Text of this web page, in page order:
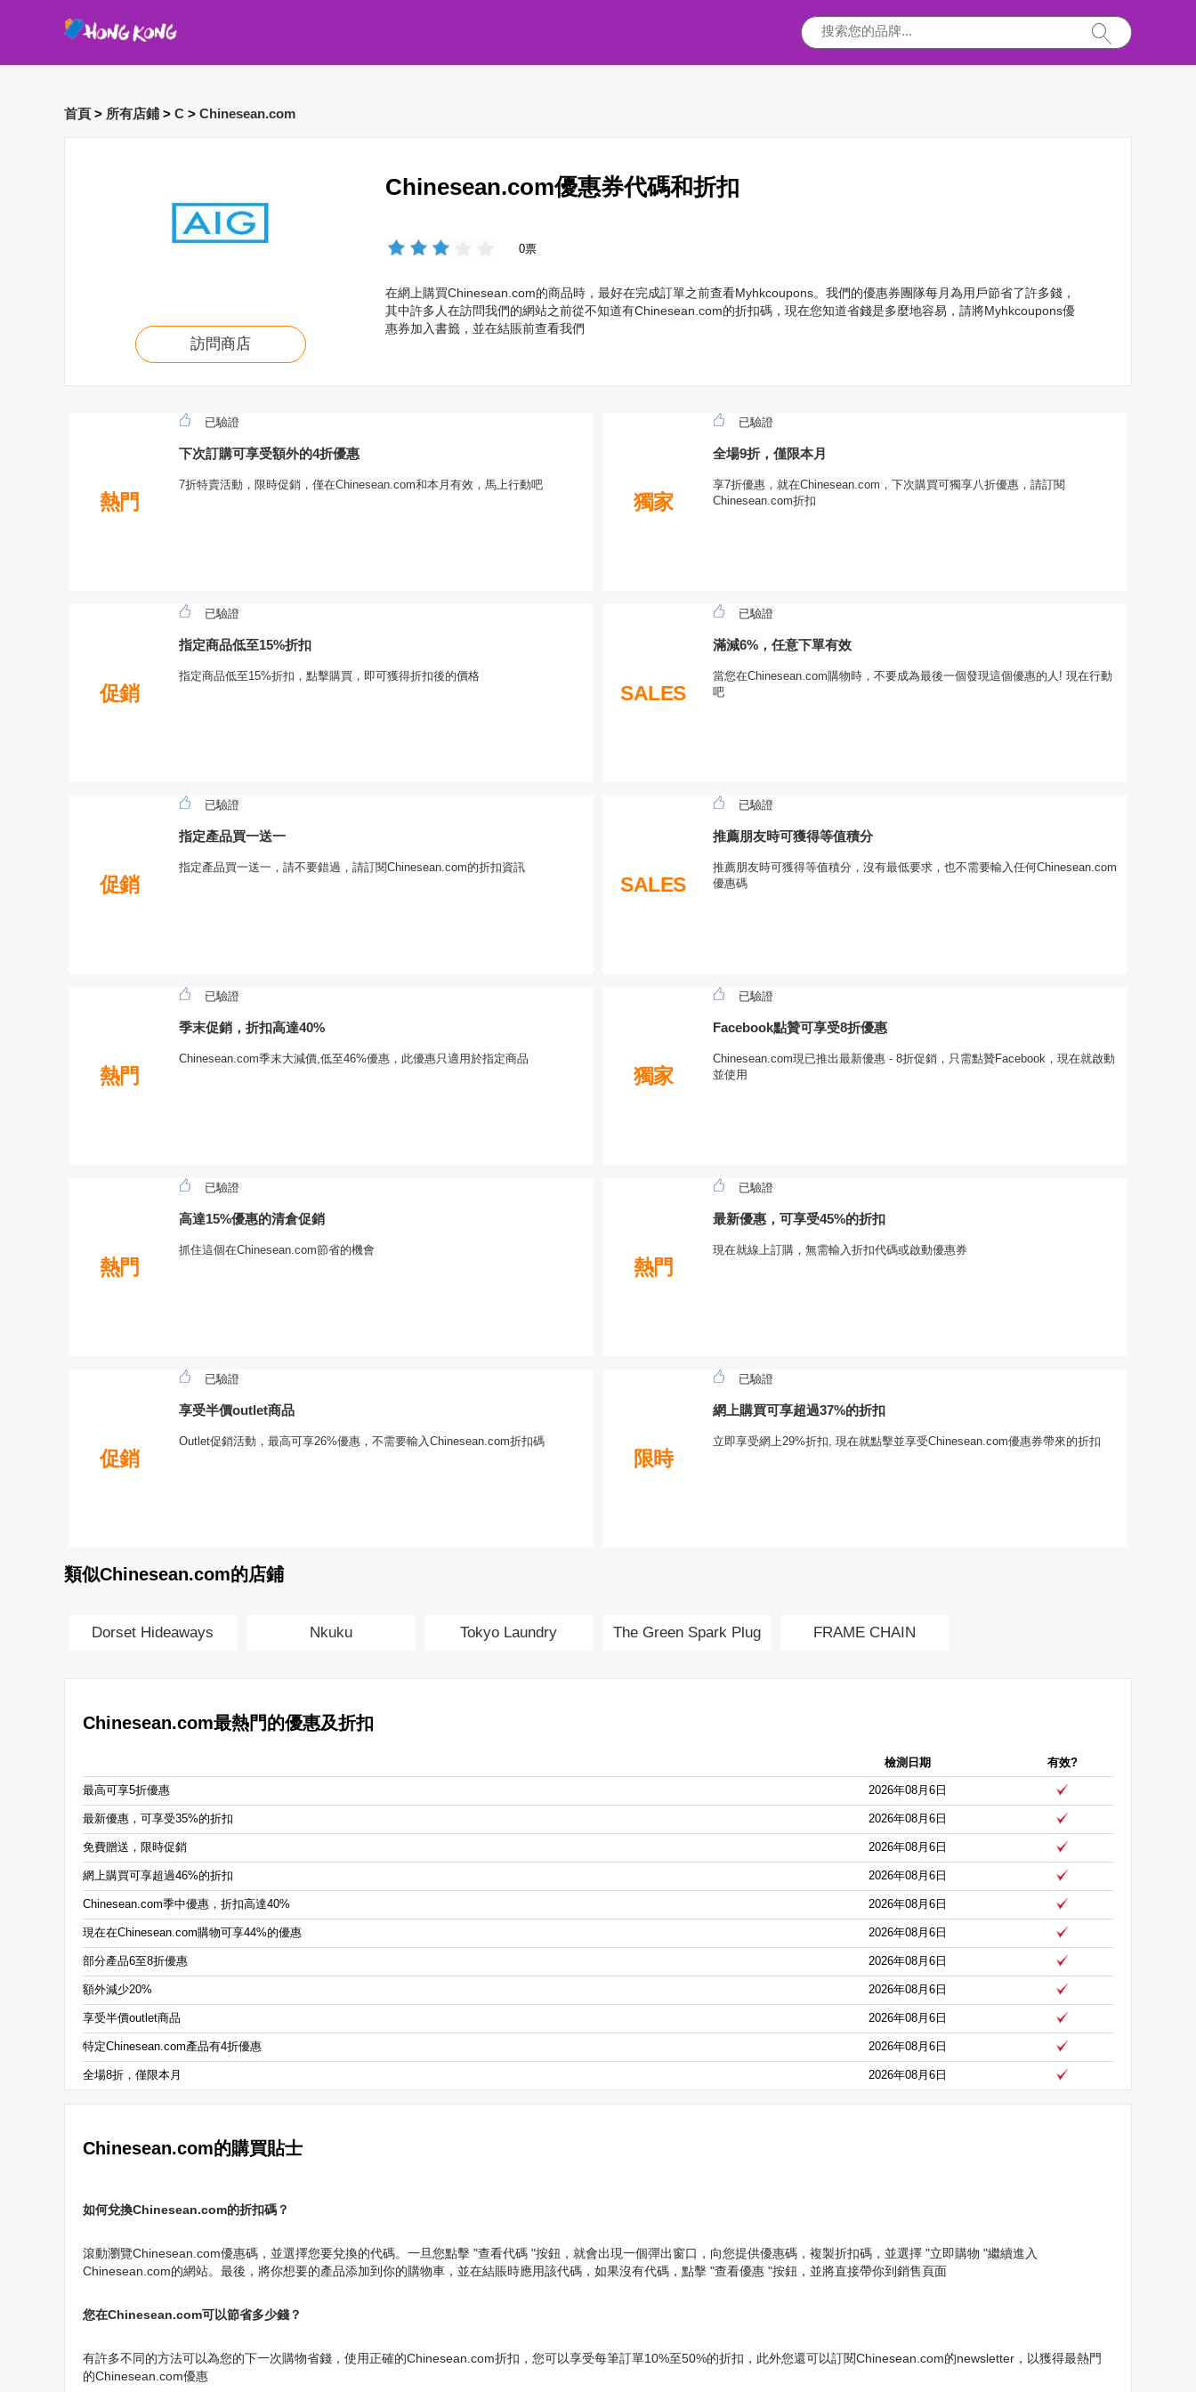
首頁 > 所有店鋪 > C > Chinesean.com
訪問商店
Chinesean.com優惠券代碼和折扣
0票
在網上購買Chinesean.com的商品時，最好在完成訂單之前查看Myhkcoupons。我們的優惠券團隊每月為用戶節省了許多錢，
其中許多人在訪問我們的網站之前從不知道有Chinesean.com的折扣碼，現在您知道省錢是多麼地容易，請將Myhkcoupons優
惠券加入書籤，並在結賬前查看我們
熱門
已驗證
下次訂購可享受額外的4折優惠
7折特賣活動，限時促銷，僅在Chinesean.com和本月有效，馬上行動吧
獨家
已驗證
全場9折，僅限本月
享7折優惠，就在Chinesean.com，下次購買可獨享八折優惠，請訂閱
Chinesean.com折扣
促銷
已驗證
指定商品低至15%折扣
指定商品低至15%折扣，點擊購買，即可獲得折扣後的價格
SALES
已驗證
滿減6%，任意下單有效
當您在Chinesean.com購物時，不要成為最後一個發現這個優惠的人! 現在行動
吧
促銷
已驗證
指定產品買一送一
指定產品買一送一，請不要錯過，請訂閱Chinesean.com的折扣資訊
SALES
已驗證
推薦朋友時可獲得等值積分
推薦朋友時可獲得等值積分，沒有最低要求，也不需要輸入任何Chinesean.com
優惠碼
熱門
已驗證
季末促銷，折扣高達40%
Chinesean.com季末大減價,低至46%優惠，此優惠只適用於指定商品
獨家
已驗證
Facebook點贊可享受8折優惠
Chinesean.com現已推出最新優惠 - 8折促銷，只需點贊Facebook，現在就啟動
並使用
熱門
已驗證
高達15%優惠的清倉促銷
抓住這個在Chinesean.com節省的機會
熱門
已驗證
最新優惠，可享受45%的折扣
現在就線上訂購，無需輸入折扣代碼或啟動優惠券
促銷
已驗證
享受半價outlet商品
Outlet促銷活動，最高可享26%優惠，不需要輸入Chinesean.com折扣碼
限時
已驗證
網上購買可享超過37%的折扣
立即享受網上29%折扣, 現在就點擊並享受Chinesean.com優惠券帶來的折扣
類似Chinesean.com的店鋪
Dorset Hideaways Nkuku Tokyo Laundry The Green Spark Plug FRAME CHAIN
Chinesean.com最熱門的優惠及折扣
檢測日期 有效?
最高可享5折優惠 2026年08月6日
最新優惠，可享受35%的折扣 2026年08月6日
免費贈送，限時促銷 2026年08月6日
網上購買可享超過46%的折扣 2026年08月6日
Chinesean.com季中優惠，折扣高達40% 2026年08月6日
現在在Chinesean.com購物可享44%的優惠 2026年08月6日
部分產品6至8折優惠 2026年08月6日
額外減少20% 2026年08月6日
享受半價outlet商品 2026年08月6日
特定Chinesean.com產品有4折優惠 2026年08月6日
全場8折，僅限本月 2026年08月6日
Chinesean.com的購買貼士
如何兌換Chinesean.com的折扣碼？
滾動瀏覽Chinesean.com優惠碼，並選擇您要兌換的代碼。一旦您點擊 "查看代碼 "按鈕，就會出現一個彈出窗口，向您提供優惠碼，複製折扣碼，並選擇 "立即購物 "繼續進入
Chinesean.com的網站。最後，將你想要的產品添加到你的購物車，並在結賬時應用該代碼，如果沒有代碼，點擊 "查看優惠 "按鈕，並將直接帶你到銷售頁面
您在Chinesean.com可以節省多少錢？
有許多不同的方法可以為您的下一次購物省錢，使用正確的Chinesean.com折扣，您可以享受每筆訂單10%至50%的折扣，此外您還可以訂閱Chinesean.com的newsletter，以獲得最熱門
的Chinesean.com優惠